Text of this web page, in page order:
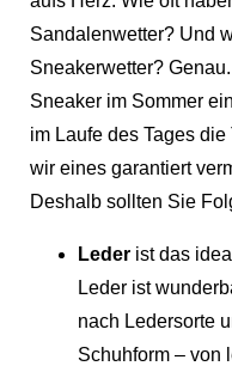
Sandalenwetter? Und
Sneakerwetter?
Sneaker im Sommer
im Laufe des Tages
wir eines garantiert
Deshalb sollten Sie
Leder ist das
Leder ist
nach Ledersorte
Schuhform – von